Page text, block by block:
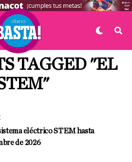
TAGGED "EL
eléctrico STEM hasta
de 2026